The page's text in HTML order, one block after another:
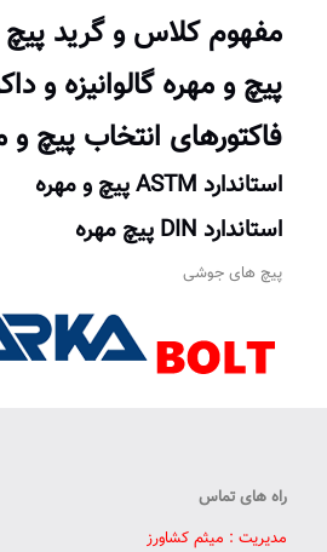
مفهوم کلاس و گرید پیچ
پیچو مهرهگالوانیزه و
فاکتورهای انتخاب پیچ و
استاندارد ASTM پیچ و مهره
استاندارد DIN پیچ مهره
پیچ های جوشی
راه های تماس
مدیریت : میثم کشاورز